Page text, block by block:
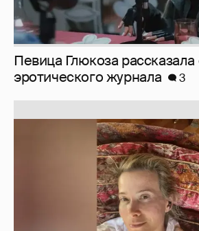
Певица Глюкоза
эротического журнала
3